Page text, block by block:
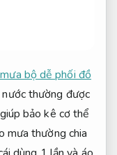
bộ dễ phối đồ
nước thường được
bảo kê cơ thể
mưa thường chia